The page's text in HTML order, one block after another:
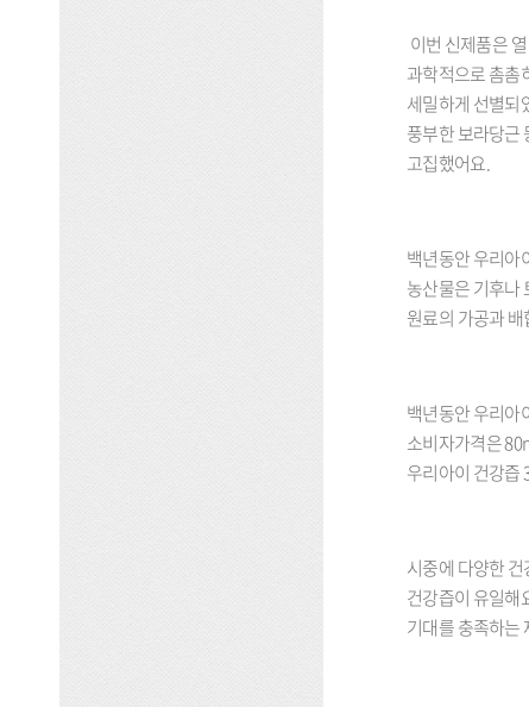
이번 신제품은
과학적으로 촘촘
세밀하게 선별되
풍부한 보라당근
고집했어요.
백년동안 우리아
농산물은 기후나
원료의 가공과
백년동안 우리아
소비자가격은
우리아이 건강즙
시중에 다양한
건강즙이 유일해
기대를 충족하는